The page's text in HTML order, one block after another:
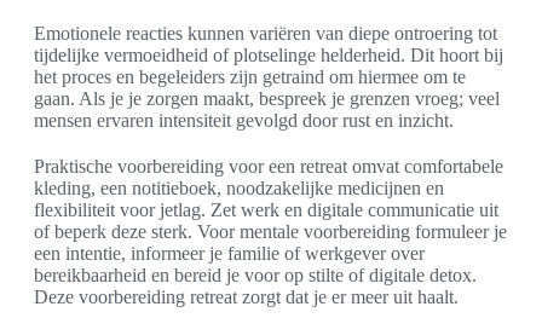
Emotionele reacties kunnen variëren van diepe ontroering tot
tijdelijke vermoeidheid of plotselinge helderheid. Dit hoort bij
het proces en begeleiders zijn getraind om hiermee om te
gaan. Als je je zorgen maakt, bespreek je grenzen vroeg; veel
mensen ervaren intensiteit gevolgd door rust en inzicht.
Praktische voorbereiding voor een retreat omvat comfortabele
kleding, een notitieboek, noodzakelijke medicijnen en
flexibiliteit voor jetlag. Zet werk en digitale communicatie uit
of beperk deze sterk. Voor mentale voorbereiding formuleer je
een intentie, informeer je familie of werkgever over
bereikbaarheid en bereid je voor op stilte of digitale detox.
Deze voorbereiding retreat zorgt dat je er meer uit haalt.